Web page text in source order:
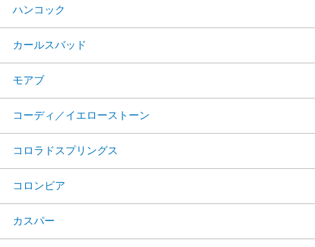
ハンコック
カールスバッド
モアブ
コーディ／イエローストーン
コロラドスプリングス
コロンビア
カスパー